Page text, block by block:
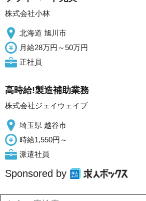
株式会社小林
北海道 旭川市
月給28万円～50万円
正社員
高時給!製造補助業務
株式会社ジェイウェイブ
埼玉県 越谷市
時給1,550円～
派遣社員
Sponsored by